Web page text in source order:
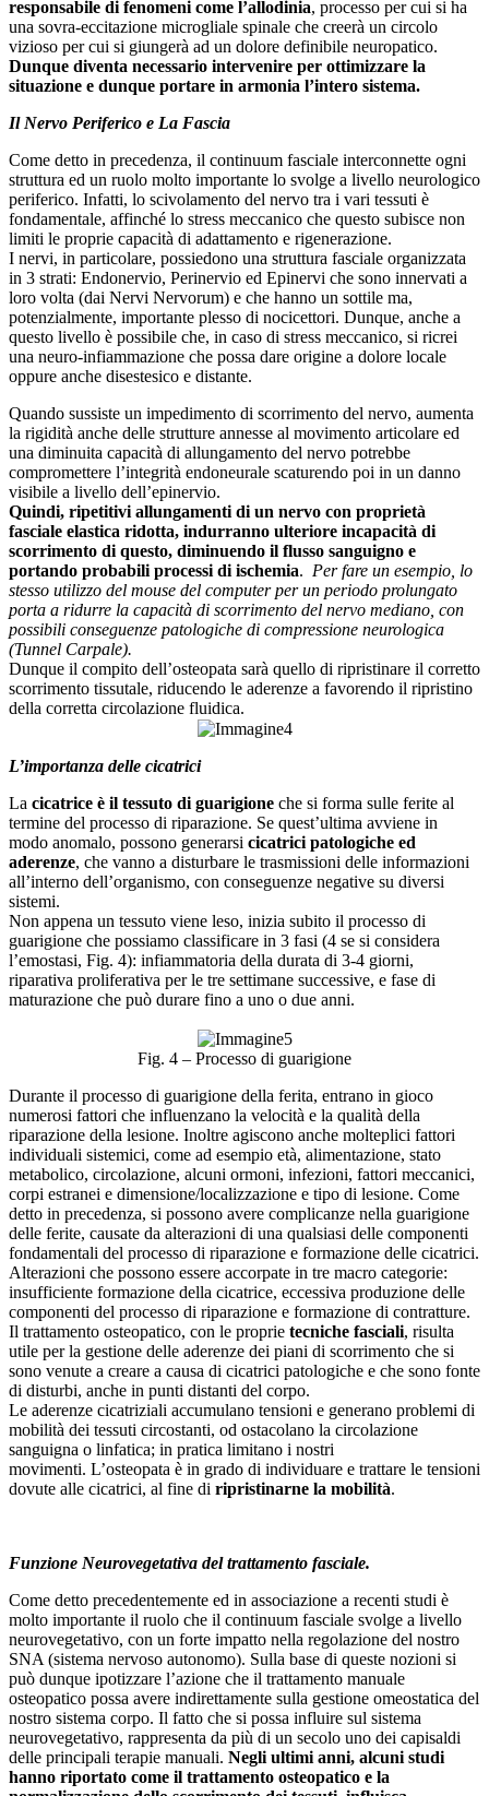
responsabile di fenomeni come l’allodinia, processo per cui si ha
una sovra-eccitazione microgliale spinale che creerà un circolo
vizioso per cui si giungerà ad un dolore definibile neuropatico.
Dunque diventa necessario intervenire per ottimizzare la
situazione e dunque portare in armonia l’intero sistema.
Il Nervo Periferico e La Fascia
Come detto in precedenza, il continuum fasciale interconnette ogni
struttura ed un ruolo molto importante lo svolge a livello neurologico
periferico. Infatti, lo scivolamento del nervo tra i vari tessuti è
fondamentale, affinché lo stress meccanico che questo subisce non
limiti le proprie capacità di adattamento e rigenerazione.
I nervi, in particolare, possiedono una struttura fasciale organizzata
in 3 strati: Endonervio, Perinervio ed Epinervi che sono innervati a
loro volta (dai Nervi Nervorum) e che hanno un sottile ma,
potenzialmente, importante plesso di nocicettori. Dunque, anche a
questo livello è possibile che, in caso di stress meccanico, si ricrei
una neuro-infiammazione che possa dare origine a dolore locale
oppure anche disestesico e distante.
Quando sussiste un impedimento di scorrimento del nervo, aumenta
la rigidità anche delle strutture annesse al movimento articolare ed
una diminuita capacità di allungamento del nervo potrebbe
compromettere l’integrità endoneurale scaturendo poi in un danno
visibile a livello dell’epinervio.
Quindi, ripetitivi allungamenti di un nervo con proprietà
fasciale elastica ridotta, indurranno ulteriore incapacità di
scorrimento di questo, diminuendo il flusso sanguigno e
portando probabili processi di ischemia. Per fare un esempio, lo
stesso utilizzo del mouse del computer per un periodo prolungato
porta a ridurre la capacità di scorrimento del nervo mediano, con
possibili conseguenze patologiche di compressione neurologica
(Tunnel Carpale).
Dunque il compito dell’osteopata sarà quello di ripristinare il corretto
scorrimento tissutale, riducendo le aderenze a favorendo il ripristino
della corretta circolazione fluidica.
L’importanza delle cicatrici
La cicatrice è il tessuto di guarigione che si forma sulle ferite al
termine del processo di riparazione. Se quest’ultima avviene in
modo anomalo, possono generarsi cicatrici patologiche ed
aderenze, che vanno a disturbare le trasmissioni delle informazioni
all’interno dell’organismo, con conseguenze negative su diversi
sistemi.
Non appena un tessuto viene leso, inizia subito il processo di
guarigione che possiamo classificare in 3 fasi (4 se si considera
l’emostasi, Fig. 4): infiammatoria della durata di 3-4 giorni,
riparativa proliferativa per le tre settimane successive, e fase di
maturazione che può durare fino a uno o due anni.
Fig. 4 – Processo di guarigione
Durante il processo di guarigione della ferita, entrano in gioco
numerosi fattori che influenzano la velocità e la qualità della
riparazione della lesione. Inoltre agiscono anche molteplici fattori
individuali sistemici, come ad esempio età, alimentazione, stato
metabolico, circolazione, alcuni ormoni, infezioni, fattori meccanici,
corpi estranei e dimensione/localizzazione e tipo di lesione. Come
detto in precedenza, si possono avere complicanze nella guarigione
delle ferite, causate da alterazioni di una qualsiasi delle componenti
fondamentali del processo di riparazione e formazione delle cicatrici.
Alterazioni che possono essere accorpate in tre macro categorie:
insufficiente formazione della cicatrice, eccessiva produzione delle
componenti del processo di riparazione e formazione di contratture.
Il trattamento osteopatico, con le proprie tecniche fasciali, risulta
utile per la gestione delle aderenze dei piani di scorrimento che si
sono venute a creare a causa di cicatrici patologiche e che sono fonte
di disturbi, anche in punti distanti del corpo.
Le aderenze cicatriziali accumulano tensioni e generano problemi di
mobilità dei tessuti circostanti, od ostacolano la circolazione
sanguigna o linfatica; in pratica limitano i nostri
movimenti. L’osteopata è in grado di individuare e trattare le tensioni
dovute alle cicatrici, al fine di ripristinarne la mobilità.
Funzione Neurovegetativa del trattamento fasciale.
Come detto precedentemente ed in associazione a recenti studi è
molto importante il ruolo che il continuum fasciale svolge a livello
neurovegetativo, con un forte impatto nella regolazione del nostro
SNA (sistema nervoso autonomo). Sulla base di queste nozioni si
può dunque ipotizzare l’azione che il trattamento manuale
osteopatico possa avere indirettamente sulla gestione omeostatica del
nostro sistema corpo. Il fatto che si possa influire sul sistema
neurovegetativo, rappresenta da più di un secolo uno dei capisaldi
delle principali terapie manuali. Negli ultimi anni, alcuni studi
hanno riportato come il trattamento osteopatico e la